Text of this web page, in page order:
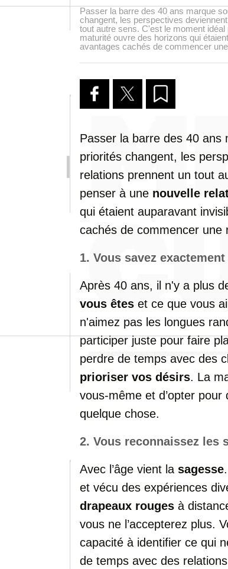
Passer la barre des 40 ans marque
changent, les perspectives
tout autre sens. C'est le moment
maturité ouvre des horizons qui
avantages cachés de commencer
Passer la barre des 40 ans
priorités changent, les
relations prennent un tout
penser à une nouvelle
qui étaient auparavant
cachés de commencer une
1. Vous savez exactement
Après 40 ans, il n'y a plus
vous êtes et ce que vous
n'aimez pas les longues
participerjustepourfaire
perdre de temps avec des
prioriser vos désirs. La
vous-même et d’opter pour
quelque chose.
2. Vous reconnaissez les
Avec l’âge vient la sagesse.
et vécu des expériences
drapeaux rouges à
vous ne l’accepterez plus.
capacité à identifier ce qui
de temps avec des relations